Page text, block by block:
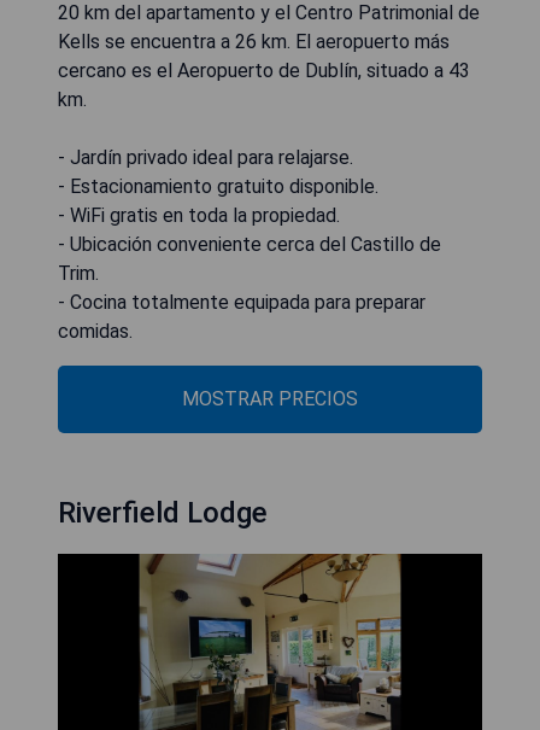
20 km del apartamento y el Centro Patrimonial de
Kells se encuentra a 26 km. El aeropuerto más
cercano es el Aeropuerto de Dublín, situado a 43
km.
- Jardín privado ideal para relajarse.
- Estacionamiento gratuito disponible.
- WiFi gratis en toda la propiedad.
- Ubicación conveniente cerca del Castillo de
Trim.
- Cocina totalmente equipada para preparar
comidas.
MOSTRAR PRECIOS
Riverfield Lodge